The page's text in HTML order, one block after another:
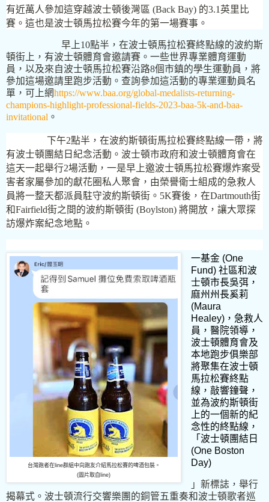
有近萬人參加這穿越波士頓後灣區 (Back Bay) 的3.1英里比
賽。這也是波士頓馬拉松賽今年的第一場賽事。
早上10點半，在波士頓馬拉松賽終點線的波約斯
頓街上，有波士頓體育會邀請賽。一些世界專業體育運動
員，以及來自波士頓馬拉松賽沿路8個市鎮的學生運動員，將
參加這場邀請里跑步活動。查詢參加這活動的專業運動員名
單，可上網https://www.baa.org/global-medalists-returning-
champions-highlight-professional-fields-2023-baa-5k-and-baa-
invitational 。
下午2點半，在波約斯頓街馬拉松賽終點線一帶，將
有波士頓團結日紀念活動。波士頓市政府和波士頓體育會在
這天一起舉行2場活動，一是早上邀波士頓馬拉松賽爆炸案受
害者家屬參加的獻花圈私人聚會，由榮譽衛士組成的急救人
員將一整天都派員駐守波約斯頓街。 5K賽後，在Dartmouth街
和Fairfield街之間的波約斯頓街 (Boylston) 將開放，讓大眾探
訪爆炸案紀念地點。
台灣跑者在line群組中向跑友介紹馬拉松賽的啤酒包裝。
(圖片取自line)
一基金(One
Fund) 社區和波
士頓市長吳弭，
麻州州長奚莉
(Maura
Healey)，急救人
員，醫院領導，
波士頓體育會及
本地跑步俱樂部
將聚集在波士頓
馬拉松賽終點
線，敲響鐘聲，
並為波約斯頓街
上的一個新的紀
念性的終點線，
「波士頓團結日
(One Boston
Day)
」新標誌，舉行
揭幕式。波士頓流行交響樂團的銅管五重奏和波士頓歌者巡